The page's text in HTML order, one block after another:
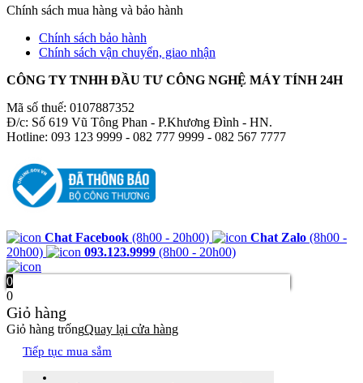
Chính sách mua hàng và bảo hành
Chính sách bảo hành
Chính sách vận chuyển, giao nhận
CÔNG TY TNHH ĐẦU TƯ CÔNG NGHỆ MÁY TÍNH 24H
Mã số thuế: 0107887352
Đ/c: Số 619 Vũ Tông Phan - P.Khương Đình - HN.
Hotline: 093 123 9999 - 082 777 9999 - 082 567 7777
Chat Facebook (8h00 - 20h00) Chat Zalo (8h00 -
20h00)
093.123.9999 (8h00 - 20h00)
0
0
Giỏ hàng
Giỏ hàng trốngQuay lại cửa hàng
Tiếp tục mua sắm